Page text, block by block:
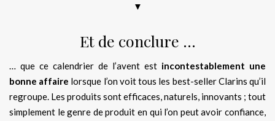
▼
Et de conclure …
… que ce calendrier de l’avent est incontestablement une
bonne affaire lorsque l’on voit tous les best-seller Clarins qu’il
regroupe. Les produits sont efficaces, naturels, innovants ; tout
simplement le genre de produit en qui l’on peut avoir confiance,